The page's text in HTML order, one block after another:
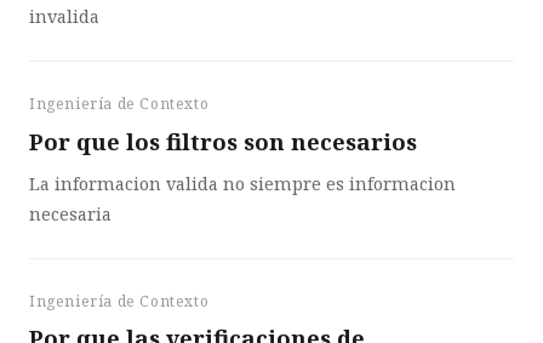
invalida
Ingeniería de Contexto
Por que los filtros son necesarios
La informacion valida no siempre es informacion
necesaria
Ingeniería de Contexto